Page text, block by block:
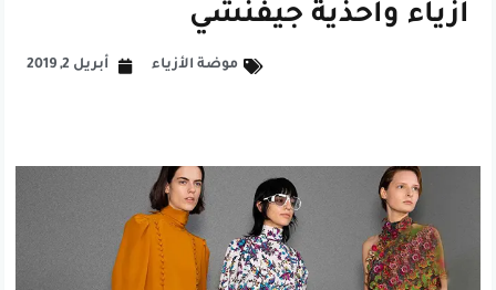
أزياء وأحذية جيفنشي
موضة الأزياء أبريل 2, 2019